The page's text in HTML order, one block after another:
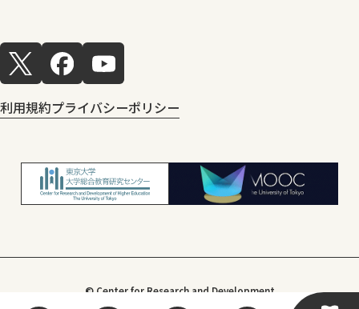
利用規約プライバシーポリシー
© Center for Research and Development